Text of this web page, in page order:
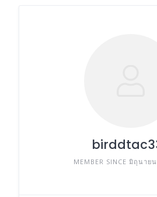
MEMBER SINCE มิถุนาย